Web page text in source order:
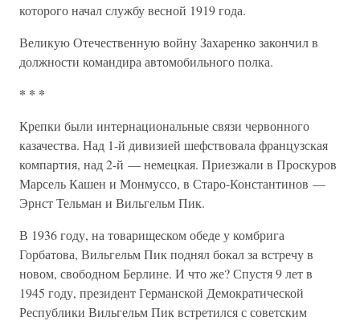
которого начал службу весной 1919 года.
Великую Отечественную войну Захаренко закончил в
должности командира автомобильного полка.
* * *
Крепки были интернациональные связи червонного
казачества. Над 1-й дивизией шефствовала французская
компартия, над 2-й — немецкая. Приезжали в Проскуров
Марсель Кашен и Монмуссо, в Старо-Константинов —
Эрнст Тельман и Вильгельм Пик.
В 1936 году, на товарищеском обеде у комбрига
Горбатова, Вильгельм Пик поднял бокал за встречу в
новом, свободном Берлине. И что же? Спустя 9 лет в
1945 году, президент Германской Демократической
Республики Вильгельм Пик встретился с советским